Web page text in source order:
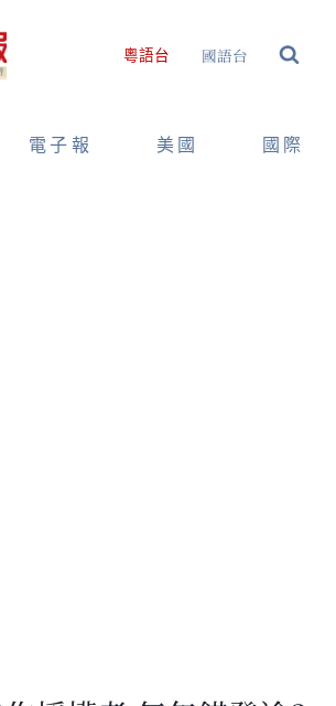
粵語台 國語台
電子報 美國 國際